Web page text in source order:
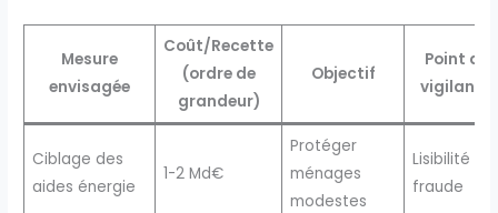
Mesure
envisagée
Coût/Recette
(ordre de
grandeur)
Objectif
Point de
vigilance
Ciblage des
aides énergie
1-2 Md€
Protéger
ménages
modestes
Lisibilité et
fraude